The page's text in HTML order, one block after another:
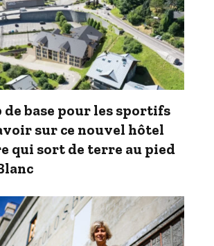
de base pour les sportifs
sur ce nouvel hôtel
qui sort de terre au pied